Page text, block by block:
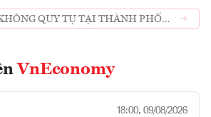
QUY TỤ TẠI THÀNH PHỐ
VnEconomy
18:00, 09/08/2026